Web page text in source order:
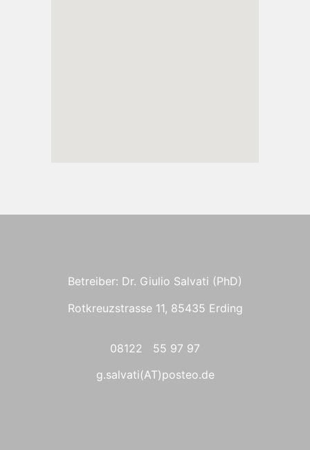
Betreiber: Dr. Giulio Salvati (PhD)
Rotkreuzstrasse 11, 85435 Erding
08122 55 97 97
g.salvati(AT)posteo.de